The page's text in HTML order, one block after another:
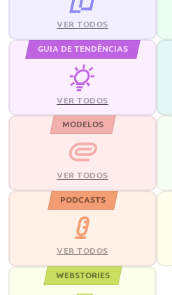
VER TODOS
GUIA DE TENDÊNCIAS
VER TODOS
MODELOS
VER TODOS
PODCASTS
VER TODOS
WEBSTORIES